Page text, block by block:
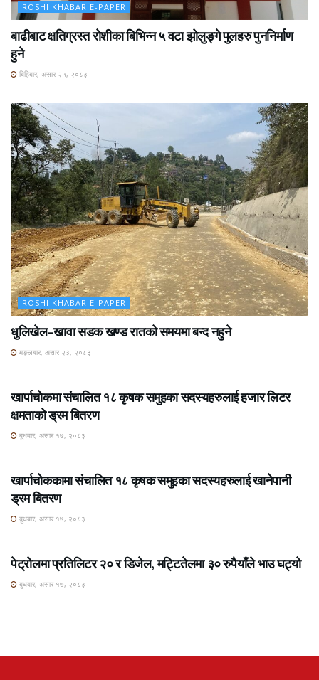
ROSHI KHABAR E-PAPER
बाढीबाट क्षतिग्रस्त रोशीका बिभिन्न ५ वटा झोलुङ्गे पुलहरु पुननिर्माण
हुने
बिहिबार, असार २५, २०८३
ROSHI KHABAR E-PAPER
धुलिखेल–खावा सडक खण्ड रातको समयमा बन्द नहुने
मङ्लबार, असार २३, २०८३
खार्पाचोकमा संचालित १८ कृषक समुहका सदस्यहरुलाई हजार लिटर
क्षमताको ड्रम बितरण
बुधबार, असार १७, २०८३
खार्पाचोककामा संचालित १८ कृषक समुहका सदस्यहरुलाई खानेपानी
ड्रम बितरण
बुधबार, असार १७, २०८३
पेट्रोलमा प्रतिलिटर २० र डिजेल, मट्टितेलमा ३० रुपैयाँले भाउ घट्यो
बुधबार, असार १७, २०८३